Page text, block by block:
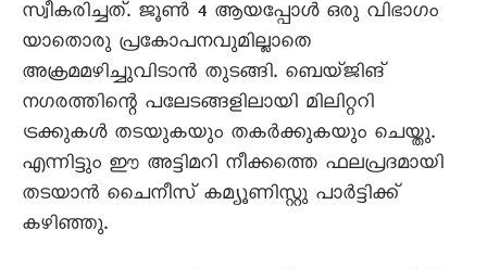
സ്വീകരിച്ചത്. ജൂൺ 4 ആയപ്പോൾ ഒരു വിഭാഗം
യാതൊരു പ്രകോപനവുമില്ലാതെ
അക്രമമഴിച്ചുവിടാൻ തുടങ്ങി. ബെയ്ജിങ്
നഗരത്തിന്റെ പലേടങ്ങളിലായി മിലിറ്ററി
ട്രക്കുകൾ തടയുകയും തകർക്കുകയും ചെയ്തു.
എന്നിട്ടും ഈ അട്ടിമറി നീക്കത്തെ ഫലപ്രദമായി
തടയാൻ ചെെനീസ് കമ്യൂണിസ്റ്റു പാർട്ടിക്ക്
കഴിഞ്ഞു.